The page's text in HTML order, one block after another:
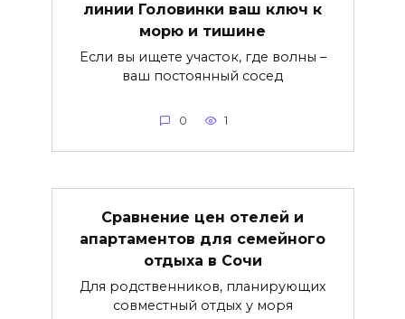
линии Головинки ваш ключ к
морю и тишине
Если вы ищете участок, где волны –
ваш постоянный сосед
0 1
Сравнение цен отелей и
апартаментов для семейного
отдыха в Сочи
Для родственников, планирующих
совместный отдых у моря